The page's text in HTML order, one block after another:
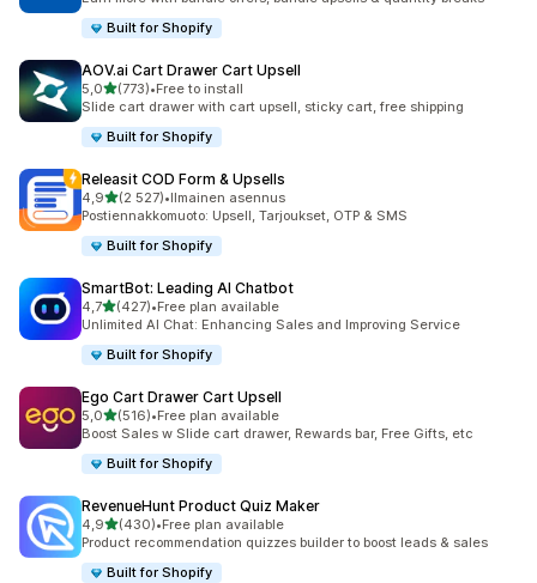
Built for Shopify
AOV.ai Cart Drawer Cart Upsell
5,0/ 5 tähteä
(773)
773 arvostelua yhteensä
•Free to install
Slide cart drawer with cart upsell, sticky cart, free shipping
Built for Shopify
Releasit COD Form & Upsells
4,9/ 5 tähteä
(2 527)
2527 arvostelua yhteensä
•Ilmainen asennus
Postiennakkomuoto: Upsell, Tarjoukset, OTP & SMS
Built for Shopify
SmartBot: Leading AI Chatbot
4,7/ 5 tähteä
(427)
427 arvostelua yhteensä
•Free plan available
Unlimited AI Chat: Enhancing Sales and Improving Service
Built for Shopify
Ego Cart Drawer Cart Upsell
5,0/ 5 tähteä
(516)
516 arvostelua yhteensä
•Free plan available
Boost Sales w Slide cart drawer, Rewards bar, Free Gifts, etc
Built for Shopify
RevenueHunt Product Quiz Maker
4,9/ 5 tähteä
(430)
430 arvostelua yhteensä
•Free plan available
Product recommendation quizzes builder to boost leads & sales
Built for Shopify